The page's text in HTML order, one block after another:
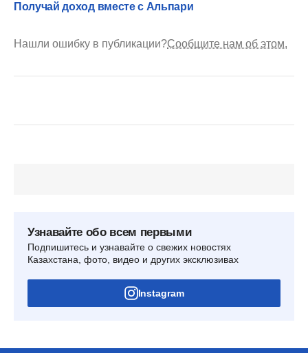
Получай доход вместе с Альпари
Нашли ошибку в публикации?Сообщите нам об этом.
Узнавайте обо всем первыми
Подпишитесь и узнавайте о свежих новостях
Казахстана, фото, видео и других эксклюзивах
Instagram